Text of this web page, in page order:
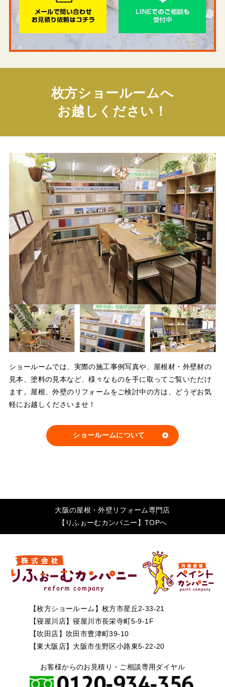
枚方ショールームへ
お越しください！
ショールームでは、実際の施工事例写真や、屋根材・外壁材の
見本、塗料の見本など、様々なものを手に取ってご覧いただけ
ます。屋根、外壁のリフォームをご検討中の方は、どうぞお気
軽にお越しくださいませ！
ショールームについて
大阪の屋根・外壁リフォーム専門店
【りふぉーむカンパニー】TOPへ
【枚方ショールーム】枚方市星丘2-33-21
【寝屋川店】寝屋川市長栄寺町5-9-1F
【吹田店】吹田市豊津町39-10
【東大阪店】大阪市生野区小路東5-22-20
お客様からのお見積り・ご相談専用ダイヤル